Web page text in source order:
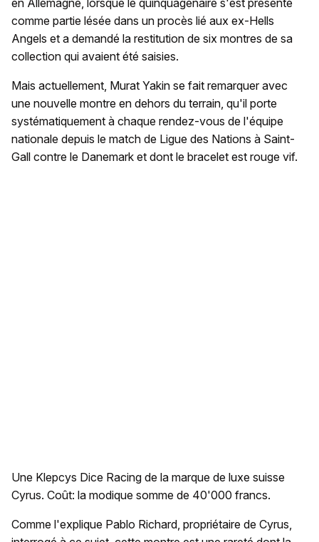
en Allemagne, lorsque le quinquagénaire s'est présenté
comme partie lésée dans un procès lié aux ex-Hells
Angels et a demandé la restitution de six montres de sa
collection qui avaient été saisies.
Mais actuellement, Murat Yakin se fait remarquer avec
une nouvelle montre en dehors du terrain, qu'il porte
systématiquement à chaque rendez-vous de l'équipe
nationale depuis le match de Ligue des Nations à Saint-
Gall contre le Danemark et dont le bracelet est rouge vif.
Une Klepcys Dice Racing de la marque de luxe suisse
Cyrus. Coût: la modique somme de 40'000 francs.
Comme l'explique Pablo Richard, propriétaire de Cyrus,